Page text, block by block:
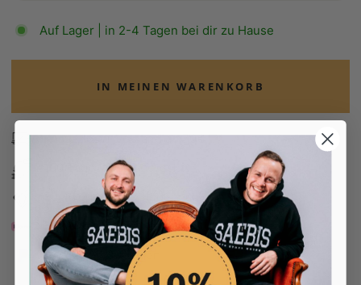
Auf Lager | in 2-4 Tagen bei dir zu Hause
IN MEINEN WARENKORB
Kostenloser Versand ab 70€ 🇩🇪
100 Tage Rückgaberecht
Edel verpackt in Seidenpapier
Bezahle in 30 Tagen
Bezahle in 30 Tagen